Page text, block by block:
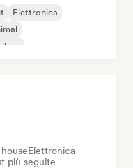
Elettronica
hop
Elettronica
più seguite